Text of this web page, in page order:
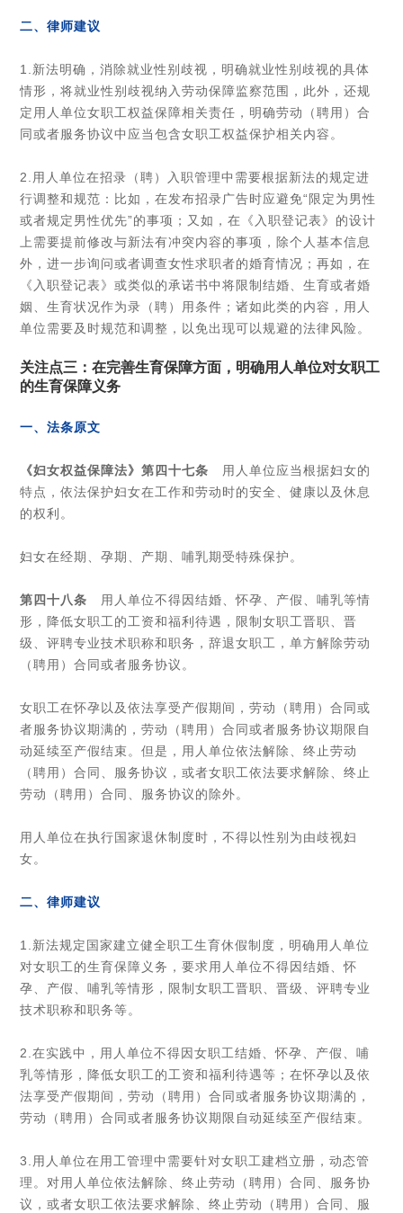
二、律师建议
1.新法明确，消除就业性别歧视，明确就业性别歧视的具体
情形，将就业性别歧视纳入劳动保障监察范围，此外，还规
定用人单位女职工权益保障相关责任，明确劳动（聘用）合
同或者服务协议中应当包含女职工权益保护相关内容。
2.用人单位在招录（聘）入职管理中需要根据新法的规定进
行调整和规范：比如，在发布招录广告时应避免“限定为男性
或者规定男性优先”的事项；又如，在《入职登记表》的设计
上需要提前修改与新法有冲突内容的事项，除个人基本信息
外，进一步询问或者调查女性求职者的婚育情况；再如，在
《入职登记表》或类似的承诺书中将限制结婚、生育或者婚
姻、生育状况作为录（聘）用条件；诸如此类的内容，用人
单位需要及时规范和调整，以免出现可以规避的法律风险。
关注点三：在完善生育保障方面，明确用人单位对女职工
的生育保障义务
一、法条原文
《妇女权益保障法》第四十七条 用人单位应当根据妇女的
特点，依法保护妇女在工作和劳动时的安全、健康以及休息
的权利。
妇女在经期、孕期、产期、哺乳期受特殊保护。
第四十八条 用人单位不得因结婚、怀孕、产假、哺乳等情
形，降低女职工的工资和福利待遇，限制女职工晋职、晋
级、评聘专业技术职称和职务，辞退女职工，单方解除劳动
（聘用）合同或者服务协议。
女职工在怀孕以及依法享受产假期间，劳动（聘用）合同或
者服务协议期满的，劳动（聘用）合同或者服务协议期限自
动延续至产假结束。但是，用人单位依法解除、终止劳动
（聘用）合同、服务协议，或者女职工依法要求解除、终止
劳动（聘用）合同、服务协议的除外。
用人单位在执行国家退休制度时，不得以性别为由歧视妇
女。
二、律师建议
1.新法规定国家建立健全职工生育休假制度，明确用人单位
对女职工的生育保障义务，要求用人单位不得因结婚、怀
孕、产假、哺乳等情形，限制女职工晋职、晋级、评聘专业
技术职称和职务等。
2.在实践中，用人单位不得因女职工结婚、怀孕、产假、哺
乳等情形，降低女职工的工资和福利待遇等；在怀孕以及依
法享受产假期间，劳动（聘用）合同或者服务协议期满的，
劳动（聘用）合同或者服务协议期限自动延续至产假结束。
3.用人单位在用工管理中需要针对女职工建档立册，动态管
理。对用人单位依法解除、终止劳动（聘用）合同、服务协
议，或者女职工依法要求解除、终止劳动（聘用）合同、服